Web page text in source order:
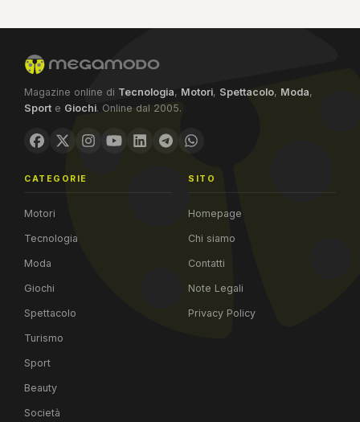
Magazine online di Tecnologia, Motori, Spettacolo, Moda,
Sport e Giochi. Online dal 2005.
CATEGORIE
Motori
Tecnologia
Moda
Giochi
Spettacolo
Turismo
Sport
Beauty
Società
SITO
Homepage
Chi siamo
Contatti
Note Legali
Privacy Policy